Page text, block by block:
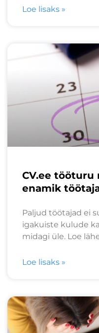
Loe lisaks »
CV.ee
enamik
Paljud töötajad ei
igakuiste kulude
midagi üle. Loe
Loe lisaks »